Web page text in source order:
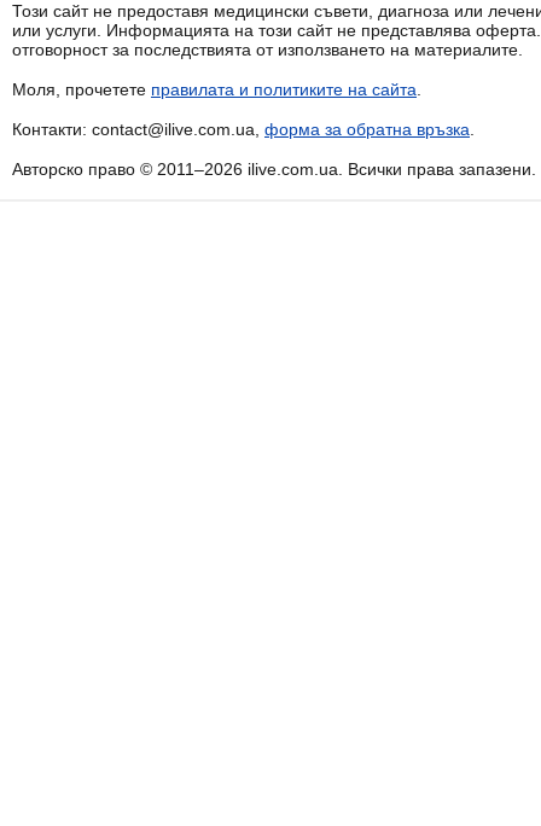
Този сайт не предоставя медицински съвети, диагноза или
или услуги. Информацията на този сайт не представлява
отговорност за последствията от използването на материалите.
Моля, прочетете правилата и политиките на сайта
Контакти: contact@ilive.com.ua, форма за обратна връзка
Авторско право © 2011–2026 ilive.com.ua. Всички права запазени.